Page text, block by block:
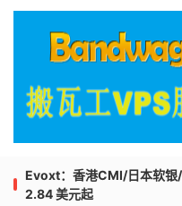
Evoxt：香港CMI/日本软银
2.84 美元起